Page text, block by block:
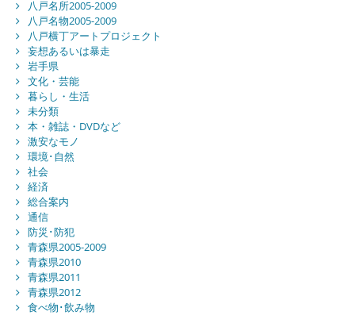
八戸名所2005-2009
八戸名物2005-2009
八戸横丁アートプロジェクト
妄想あるいは暴走
岩手県
文化・芸能
暮らし・生活
未分類
本・雑誌・DVDなど
激安なモノ
環境･自然
社会
経済
総合案内
通信
防災･防犯
青森県2005-2009
青森県2010
青森県2011
青森県2012
食べ物･飲み物